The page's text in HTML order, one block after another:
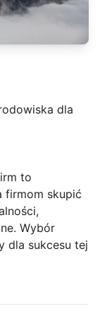
dla
to
firmom skupić
Wybór
dla sukcesu tej